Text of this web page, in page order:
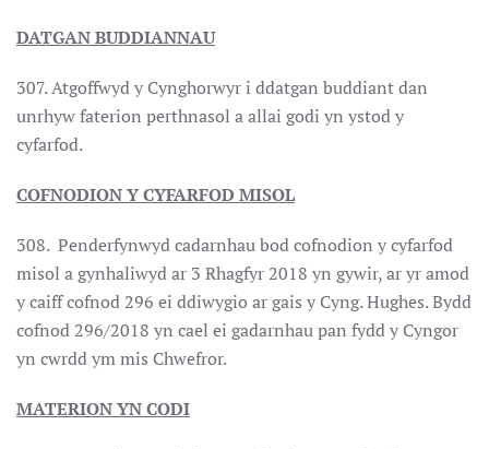
DATGAN BUDDIANNAU
307. Atgoffwyd y Cynghorwyr i ddatgan buddiant dan
unrhyw faterion perthnasol a allai godi yn ystod y
cyfarfod.
COFNODION Y CYFARFOD MISOL
308. Penderfynwyd cadarnhau bod cofnodion y cyfarfod
misol a gynhaliwyd ar 3 Rhagfyr 2018 yn gywir, ar yr amod
y caiff cofnod 296 ei ddiwygio ar gais y Cyng. Hughes. Bydd
cofnod 296/2018 yn cael ei gadarnhau pan fydd y Cyngor
yn cwrdd ym mis Chwefror.
MATERION YN CODI